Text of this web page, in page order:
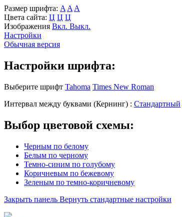
Размер шрифта: A A A
Цвета сайта: Ц Ц Ц
Изображения Вкл. Выкл.
Настройки
Обычная версия
Настройки шрифта:
Выберите шрифт Tahoma Times New Roman
Интервал между буквами (Кернинг) : Стандартный
Выбор цветовой схемы:
Черным по белому
Белым по черному
Темно-синим по голубому
Коричневым по бежевому
Зеленым по темно-коричневому
Закрыть панель Вернуть стандартные настройки